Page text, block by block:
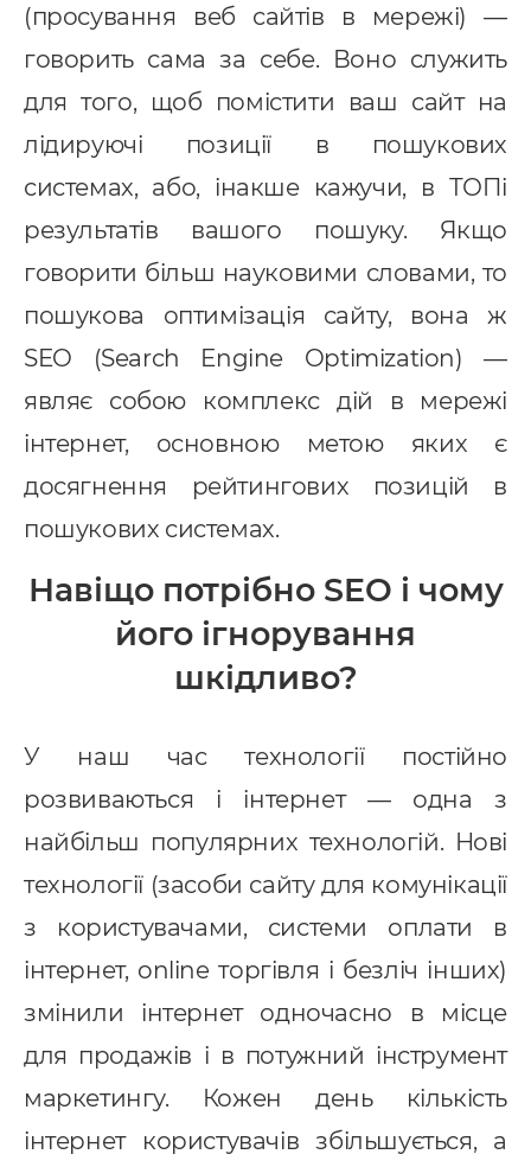
Послуги
розробка CRM
Система управління
CRM
CRM
маркетинг
автоматизація
(просування веб сайтів в мережі) —
говорить сама за себе. Воно служить
для того, щоб помістити ваш сайт на
лідируючі позиції в пошукових
системах, або, інакше кажучи, в ТОПі
результатів вашого пошуку. Якщо
говорити більш науковими словами, то
пошукова оптимізація сайту, вона ж
SEO (Search Engine Optimization) —
являє собою комплекс дій в мережі
інтернет, основною метою яких є
досягнення рейтингових позицій в
пошукових системах.
Навіщо потрібно SEO і чому
його ігнорування
шкідливо?
У наш час технології постійно
розвиваються і інтернет — одна з
найбільш популярних технологій. Нові
технології (засоби сайту для комунікації
з користувачами, системи оплати в
інтернет, online торгівля і безліч інших)
змінили інтернет одночасно в місце
для продажів і в потужний інструмент
маркетингу. Кожен день кількість
інтернет користувачів збільшується, а